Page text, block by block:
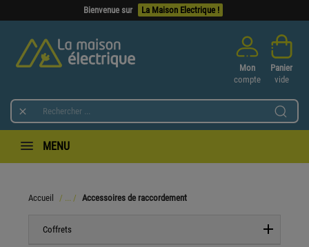
Bienvenue sur La Maison Electrique !

Mon
compte
Panier
vide
MENU
Accueil Accessoires de raccordement
Coffrets